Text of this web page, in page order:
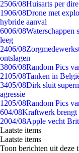
2506/08Huisarts per
1906/08Drone met
hybride aanval
6006/08Waterschappen
leeg
2406/08
ontslagen
3806/08Random Pics
2105/08Tanken in
3405/08Dirk sluit
agressie
1205/08Random Pics
604/08Kraftwerk brengt
2004/08Apple vecht
Laatste items
Laatste items
Toon berichten uit deze